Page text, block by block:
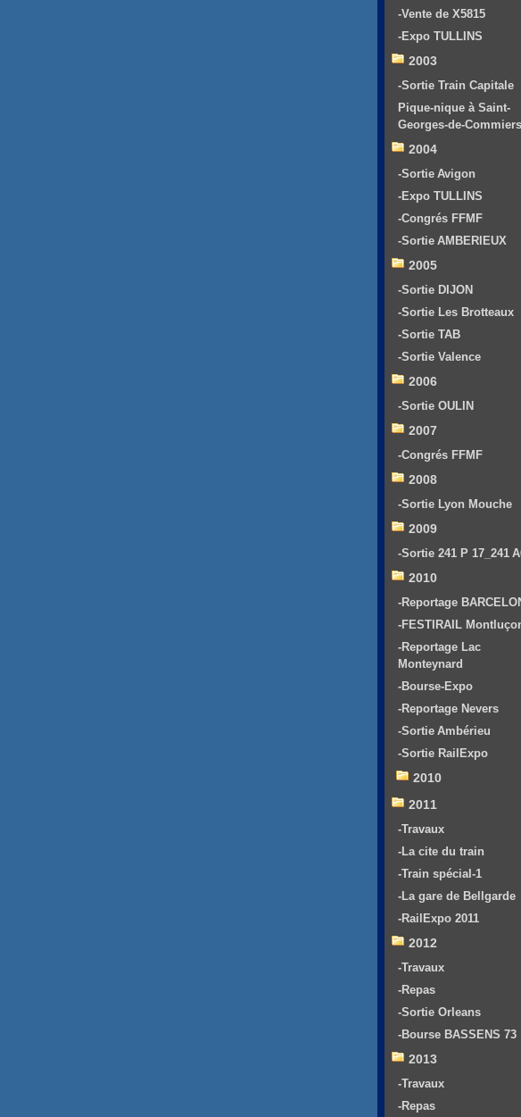
-Vente de X5815
-Expo TULLINS
2003
-Sortie Train Capitale
Pique-nique à Saint-
Georges-de-Commiers
2004
-Sortie Avigon
-Expo TULLINS
-Congrés FFMF
-Sortie AMBERIEUX
2005
-Sortie DIJON
-Sortie Les Brotteaux
-Sortie TAB
-Sortie Valence
2006
-Sortie OULIN
2007
-Congrés FFMF
2008
-Sortie Lyon Mouche
2009
-Sortie 241 P 17_241
2010
-Reportage
-FESTIRAIL
-Reportage Lac
Monteynard
-Bourse-Expo
-Reportage Nevers
-Sortie Ambérieu
-Sortie RailExpo
2010
2011
-Travaux
-La cite du train
-Train spécial-1
-La gare de Bellgarde
-RailExpo 2011
2012
-Travaux
-Repas
-Sortie Orleans
-Bourse BASSENS 73
2013
-Travaux
-Repas